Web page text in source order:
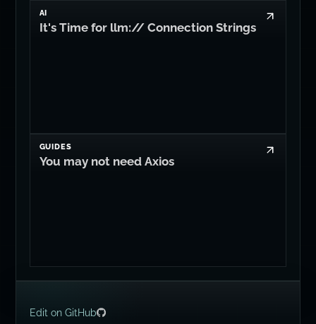
AI
It's Time for llm:// Connection Strings
GUIDES
You may not need Axios
Edit on GitHub